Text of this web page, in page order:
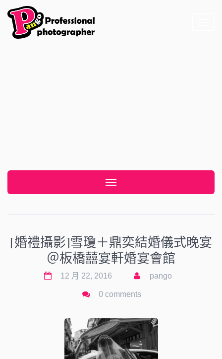
Toggle navigation
[婚禮攝影]雪瓊＋鼎奕結婚儀式晚宴
＠板橋囍宴軒婚宴會館
12 月 22, 2016 pango
0 comments